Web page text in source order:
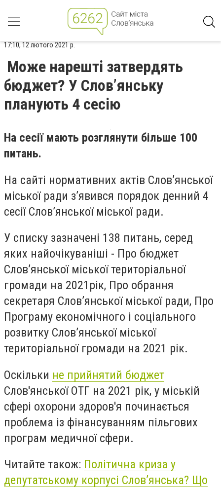
17:10, 12 лютого 2021 р.
Може нарешті затвердять
бюджет? У Слов’янську
планують 4 сесію
На сесії мають розглянути більше 100
питань.
На сайті нормативних актів Слов’янської
міської ради з’явився порядок денний 4
сесії Слов’янської міської ради.
У списку зазначені 138 питань, серед
яких найочікуваніші - Про бюджет
Слов’янської міської територіальної
громади на 2021рік, Про обрання
секретаря Слов’янської міської ради, Про
Програму економічного і соціального
розвитку Слов’янської міської
територіальної громади на 2021 рік.
Оскільки не прийнятий бюджет
Слов'янської ОТГ на 2021 рік, у міській
сфері охорони здоров'я починається
проблема із фінансуванням пільгових
програм медичної сфери.
Читайте також: Політична криза у
депутатському корпусі Слов’янська? Що